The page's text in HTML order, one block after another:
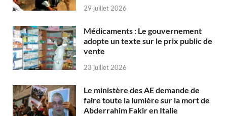
29 juillet 2026
Médicaments : Le gouvernement
adopte un texte sur le prix public de
vente
23 juillet 2026
Le ministère des AE demande de
faire toute la lumière sur la mort de
Abderrahim Fakir en Italie